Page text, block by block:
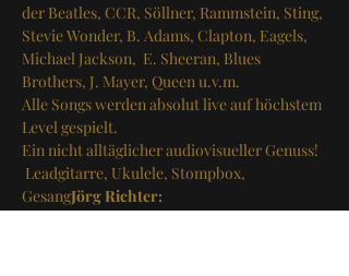
der Beatles, CCR, Söllner, Rammstein, Sting,
Stevie Wonder, B. Adams, Clapton, Eagels,
Michael Jackson,  E. Sheeran, Blues
Brothers, J. Mayer, Queen u.v.m.
Alle Songs werden absolut live auf höchstem
Level gespielt.
Ein nicht alltäglicher audiovisueller Genuss!
Leadgitarre, Ukulele, Stompbox,
GesangJörg Richter: